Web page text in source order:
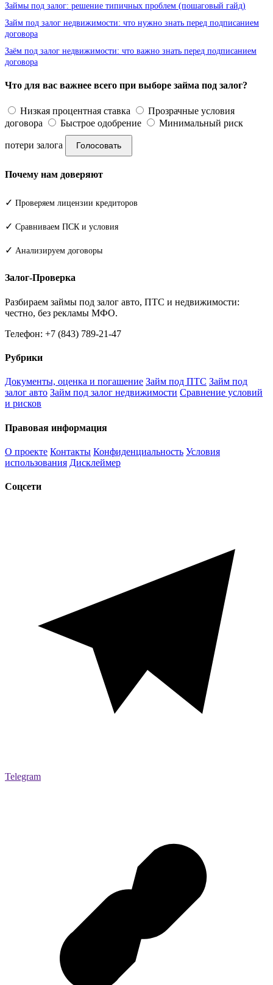
Займы под залог: решение типичных проблем (пошаговый гайд)
Займ под залог недвижимости: что нужно знать перед подписанием
договора
Заём под залог недвижимости: что важно знать перед подписанием
договора
Что для вас важнее всего при выборе займа под залог?
Низкая процентная ставка
Прозрачные условия
договора
Быстрое одобрение Минимальный риск
потери залога Голосовать
Почему нам доверяют
✓ Проверяем лицензии кредиторов
✓ Сравниваем ПСК и условия
✓ Анализируем договоры
Залог-Проверка
Разбираем займы под залог авто, ПТС и недвижимости:
честно, без рекламы МФО.
Телефон: +7 (843) 789-21-47
Рубрики
Документы, оценка и погашение Займ под ПТС Займ под
залог авто Займ под залог недвижимости Сравнение условий
и рисков
Правовая информация
О проекте Контакты Конфиденциальность Условия
использования Дисклеймер
Соцсети
Telegram